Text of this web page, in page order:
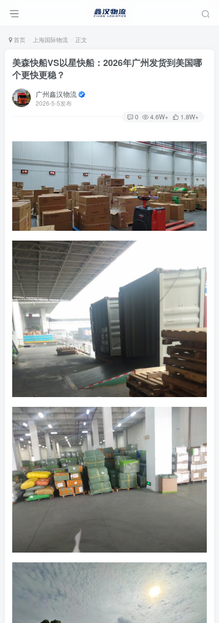
首页 上海国际物流 正文
美森快船VS以星快船：2026年广州发货到美国哪
个更快更稳？
广州鑫汉物流
2026-5-5发布
0 4.6W+ 1.8W+